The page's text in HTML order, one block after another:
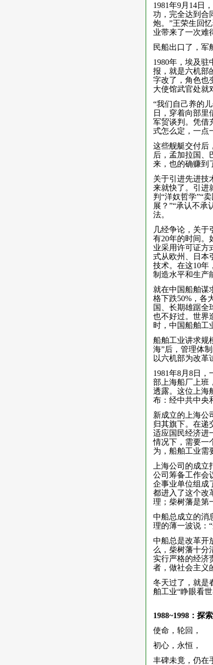
1981年9月14日
功，完全达到合
炮。”王荣生回
业带来了一次难
民船出口了，军
1980年，埃及
报，就是六机部
字改了，角色也
大使馆武官处就
“我们自己养的
日，穿着向部里
军贸谈判。凭借
式怎么定，一点
这些舰艇交付后
后，孟加拉国、
来，也的确赚到
关于引进先进技
来就快了。引进
判“洋奴哲学”“
展？”“承认不承
法。
几经争论，关
有20年的时间。
业采用许可证方
式从欧州、日本
技术。在这10年
制造水平和生产
就在中国船舶谋
格下跌50%，各
国、长期雄踞全
也不好过。世界
时，中国船舶工
船舶工业讲求规
海”后，管理体
以六机部为改
1981年8月8日
部上海船厂上班
透露。这位上海
布：经中共中央
新成立的上海公
归其旗下。在递
适应国民经济进
情况下，需要一
为，船舶工业需
上海公司的成
公司筹备工作会
企事业单位组成
都进入了这个改
理；柴树藩是第
中船总成立的消
理的薄一波说：
中船总是改革开
么，柴树藩十分
实行严格的经济
者，做社会主义
冬天过了，就是
舶工业“睁眼看
1988~1998：探索
使命，轮回，
初心，永恒，
丰碑未竟，仍在